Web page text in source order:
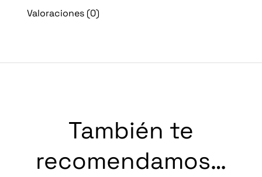
Valoraciones (0)
También te
recomendamos…